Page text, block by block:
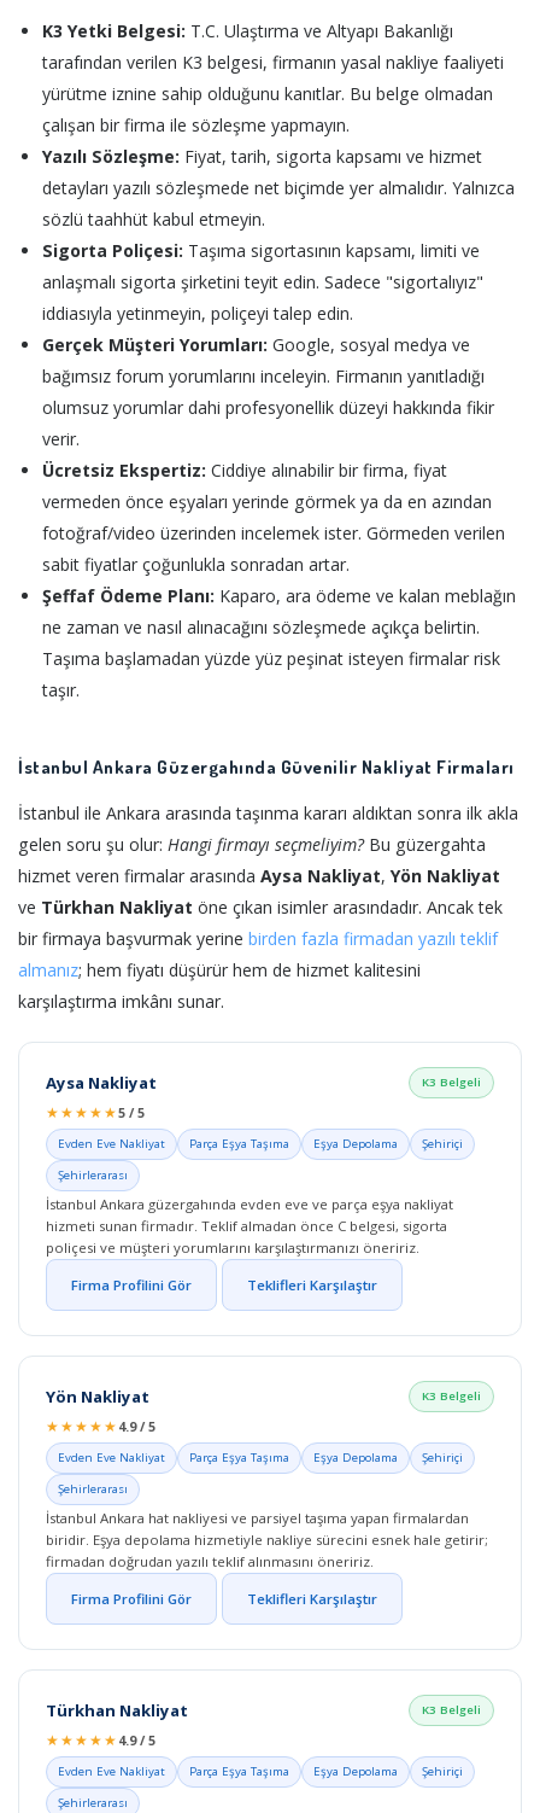
K3 Yetki Belgesi: T.C. Ulaştırma ve Altyapı Bakanlığı
tarafından verilen K3 belgesi, firmanın yasal nakliye faaliyeti
yürütme iznine sahip olduğunu kanıtlar. Bu belge olmadan
çalışan bir firma ile sözleşme yapmayın.
Yazılı Sözleşme: Fiyat, tarih, sigorta kapsamı ve hizmet
detayları yazılı sözleşmede net biçimde yer almalıdır. Yalnızca
sözlü taahhüt kabul etmeyin.
Sigorta Poliçesi: Taşıma sigortasının kapsamı, limiti ve
anlaşmalı sigorta şirketini teyit edin. Sadece "sigortalıyız"
iddiasıyla yetinmeyin, poliçeyi talep edin.
Gerçek Müşteri Yorumları: Google, sosyal medya ve
bağımsız forum yorumlarını inceleyin. Firmanın yanıtladığı
olumsuz yorumlar dahi profesyonellik düzeyi hakkında fikir
verir.
Ücretsiz Ekspertiz: Ciddiye alınabilir bir firma, fiyat
vermeden önce eşyaları yerinde görmek ya da en azından
fotoğraf/video üzerinden incelemek ister. Görmeden verilen
sabit fiyatlar çoğunlukla sonradan artar.
Şeffaf Ödeme Planı: Kaparo, ara ödeme ve kalan meblağın
ne zaman ve nasıl alınacağını sözleşmede açıkça belirtin.
Taşıma başlamadan yüzde yüz peşinat isteyen firmalar risk
taşır.
İstanbul Ankara Güzergahında Güvenilir Nakliyat Firmaları
İstanbul ile Ankara arasında taşınma kararı aldıktan sonra ilk akla
gelen soru şu olur: Hangi firmayı seçmeliyim?Bu güzergahta
hizmet veren firmalar arasında Aysa Nakliyat, Yön Nakliyat
ve Türkhan Nakliyat öne çıkan isimler arasındadır. Ancak tek
bir firmaya başvurmak yerine birden fazla firmadan yazılı teklif
almanız; hem fiyatı düşürür hem de hizmet kalitesini
karşılaştırma imkânı sunar.
Aysa Nakliyat K3 Belgeli
★★★★★5 / 5
Evden Eve Nakliyat Parça Eşya Taşıma Eşya Depolama
Şehiriçi
Şehirlerarası
İstanbul Ankara güzergahında evden eve ve parça eşya nakliyat
hizmeti sunan firmadır. Teklif almadan önce C belgesi, sigorta
poliçesi ve müşteri yorumlarını karşılaştırmanızı öneririz.
Firma Profilini Gör Teklifleri Karşılaştır
Yön Nakliyat K3 Belgeli
★★★★★ 4.9 / 5
Evden Eve Nakliyat Parça Eşya Taşıma Eşya Depolama
Şehiriçi
Şehirlerarası
İstanbul Ankara hat nakliyesi ve parsiyel taşıma yapan firmalardan
biridir. Eşya depolama hizmetiyle nakliye sürecini esnek hale getirir;
firmadan doğrudan yazılı teklif alınmasını öneririz.
Firma Profilini Gör Teklifleri Karşılaştır
Türkhan Nakliyat K3 Belgeli
★★★★★ 4.9 / 5
Evden Eve Nakliyat Parça Eşya Taşıma Eşya Depolama
Şehiriçi
Şehirlerarası